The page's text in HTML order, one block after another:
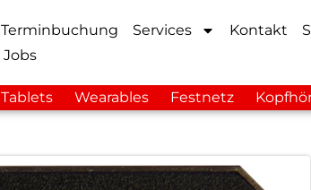
Terminbuchung Services Kontakt
Jobs
Tablets Wearables Festnetz